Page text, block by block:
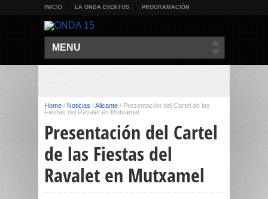
INICIO LA ONDA EVENTOS PROGRAMACIÓN
MENU
Home / Noticias /Alicante / Presentación del Cartel de las
Fiestas del Ravalet en Mutxamel
Presentación del Cartel
de las Fiestas del
Ravalet en Mutxamel